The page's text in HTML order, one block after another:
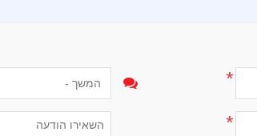
*
*